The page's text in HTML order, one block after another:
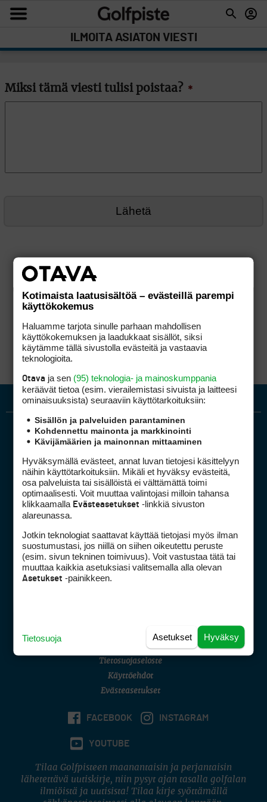
ILMOITA ASIATON VIESTI
Miksi tämä viesti tulisi poistaa? *
Golfpiste mediakortti
Golfpisteen yhteystiedot
DSA avoimuusraportti
Asiakaspalvelu
(digi) digi@otavamedia.fi
Tietosuojaseloste
Käyttöehdot
Evästeasetukset
FACEBOOK INSTAGRAM
YOUTUBE
Tilaa Golfpisteen maanantaisin ja perjantaisin
lähetettävä uutiskirje, niin pysyt ajan tasalla golfalan
ilmiöistä ja uutisista! Tilaa kirje syöttämällä
Kotimaista laatusisältöä – evästeillä parempi
käyttökokemus
Haluamme tarjota sinulle parhaan mahdollisen
käyttökokemuksen ja laadukkaat sisällöt, siksi
käytämme tällä sivustolla evästeitä ja vastaavia
teknologioita.
Otava ja sen (95) teknologia- ja mainoskumppania
keräävät tietoa (esim. vierailemis­tasi sivuista ja laitteesi
ominaisuuk­sista) seuraaviin käyttötarkoituksiin:
Sisällön ja palveluiden parantaminen
Kohdennettu mainonta ja markkinointi
Kävijämäärien ja mainonnan mittaaminen
Hyväksymällä evästeet, annat luvan tietojesi käsittelyyn
näihin käyttötarkoituksiin. Mikäli et hyväksy evästeitä,
osa palveluista tai sisällöistä ei välttämättä toimi
optimaalisesti. Voit muuttaa valintojasi milloin tahansa
klikkaamalla Evästeasetukset -linkkiä sivuston
alareunassa.
Jotkin teknologiat saattavat käyttää tietojasi myös ilman
suostumustasi, jos niillä on siihen oikeutettu peruste
(esim. sivun tekninen toimivuus). Voit vastustaa tätä tai
muuttaa kaikkia asetuksiasi valitsemalla alla olevan
Asetukset -painikkeen.
Hyväksy
Asetukset
Tietosuoja